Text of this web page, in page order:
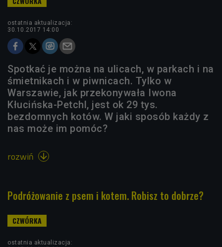
ostatnia aktualizacja:
30.10.2017 14:00
Spotkać je można na ulicach, w parkach i na
śmietnikach i w piwnicach. Tylko w
Warszawie, jak przekonywała Iwona
Kłucińska-Petchl, jest ok 29 tys.
bezdomnych kotów. W jaki sposób każdy z
nas może im pomóc?
rozwiń 
Podróżowanie z psem i kotem. Robisz to dobrze?
ostatnia aktualizacja: